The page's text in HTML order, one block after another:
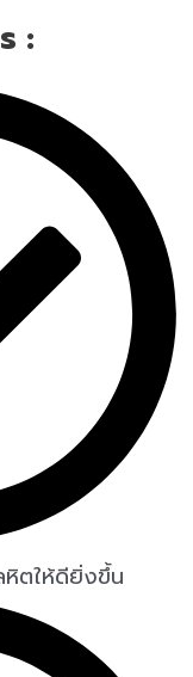
:
หิตให้ดียิ่งขึ้น